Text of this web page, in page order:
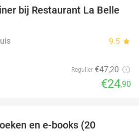
47%
bij Restaurant La Belle
9.5 star
Regulier €47,20
€24,90
en e-books (20